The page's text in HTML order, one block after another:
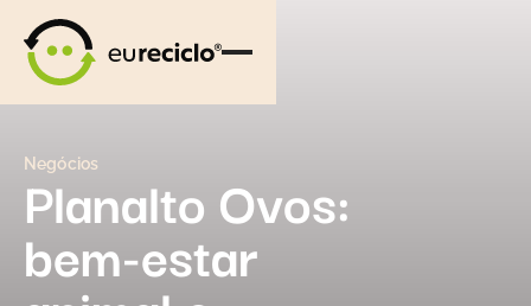
Negócios
Planalto Ovos:
bem-estar